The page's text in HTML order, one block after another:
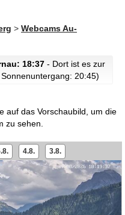
> Webcams Au-
18:37 - Dort ist es zur
20:45)
auf das Vorschaubild, um die
zu sehen.
4.8. 3.8.